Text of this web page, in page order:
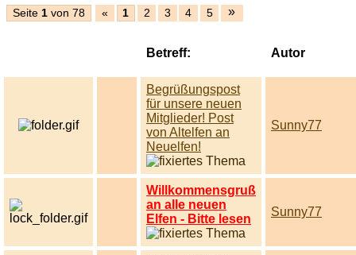
Best
online
Seite 1von 78 « 1 2 3 4 5 »
Betreff: Autor
Begrüßungspost
für unsere neuen
Mitglieder! Post
von Altelfen an
Neuelfen!
Sunny77
Willkommensgruß
an alle neuen
Elfen - Bitte lesen
Sunny77